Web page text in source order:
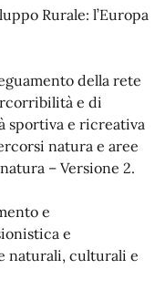
Rurale: l’Europa
della rete
e di
e ricreativa
natura e aree
– Versione 2.
e
e
naturali, culturali e